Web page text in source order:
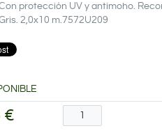
protección UV y antimoho.
2,0x10 m.7572U209
€